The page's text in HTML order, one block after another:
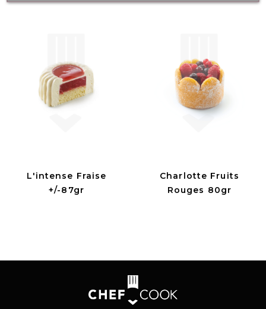
L'intense Fraise
+/-87gr
Charlotte Fruits
Rouges 80gr